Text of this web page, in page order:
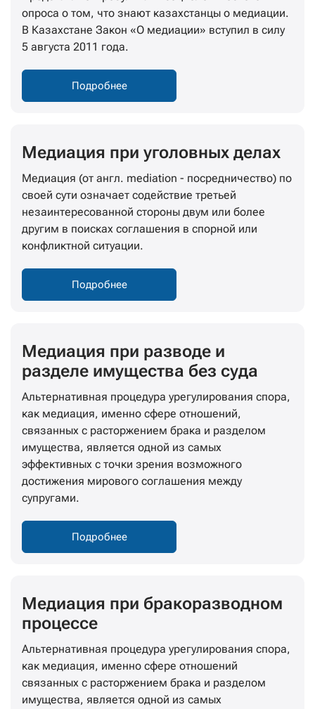
опроса о том, что знают казахстанцы о медиации.
В Казахстане Закон «О медиации» вступил в силу
5 августа 2011 года.
Подробнее
Медиация при уголовных делах
Медиация (от англ. mediation - посредничество) по
своей сути означает содействие третьей
незаинтересованной стороны двум или более
другим в поисках соглашения в спорной или
конфликтной ситуации.
Подробнее
Медиация при разводе и
разделе имущества без суда
Альтернативная процедура урегулирования спора,
как медиация, именно сфере отношений,
связанных с расторжением брака и разделом
имущества, является одной из самых
эффективных с точки зрения возможного
достижения мирового соглашения между
супругами.
Подробнее
Медиация при бракоразводном
процессе
Альтернативная процедура урегулирования спора,
как медиация, именно сфере отношений
связанных с расторжением брака и разделом
имущества, является одной из самых